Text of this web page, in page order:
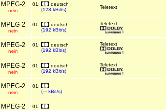
MPEG-2
nein
01:
deutsch
(128 kBit/s)
Teletext
MPEG-2
nein
01:
deutsch
(192 kBit/s)
Teletext
MPEG-2
nein
01:
deutsch
(192 kBit/s)
Teletext
MPEG-2
nein
01:
deutsch
(192 kBit/s)
Teletext
MPEG-2
nein
01:
(--- kBit/s)
MPEG-2
01: